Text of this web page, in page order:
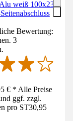
weiß 100x23
Bewertung:
3
€ * Alle Preise
ggf. zzgl.
pro ST30,95